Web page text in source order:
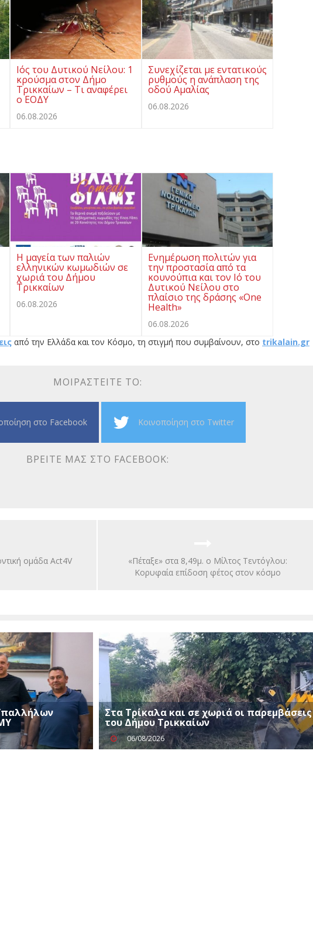
Ιός του Δυτικού Νείλου: 1
κρούσμα στον Δήμο
Τρικκαίων – Τι αναφέρει
ο ΕΟΔΥ
06.08.2026
Συνεχίζεται με εντατικούς
ρυθμούς η ανάπλαση της
οδού Αμαλίας
06.08.2026
Η μαγεία των παλιών
ελληνικών κωμωδιών σε
χωριά του Δήμου
Τρικκαίων
06.08.2026
Ενημέρωση πολιτών για
την προστασία από τα
κουνούπια και τον Ιό του
Δυτικού Νείλου στο
πλαίσιο της δράσης «One
Health»
06.08.2026
από την Ελλάδα και τον Κόσμο, τη στιγμή που συμβαίνουν, στο trikalain.gr
ΜΟΙΡΑΣΤΕΊΤΕ ΤΟ:
στο Facebook Κοινοποίηση στο Twitter
ΒΡΕΊΤΕ ΜΑΣ ΣΤΟ FACEBOOK:
ομάδα Act4V
«Πέταξε» στα 8,49μ. ο Μίλτος Τεντόγλου:
Κορυφαία επίδοση φέτος στον κόσμο
Στα Τρίκαλα και σε χωριά οι παρεμβάσεις
του Δήμου Τρικκαίων
06/08/2026